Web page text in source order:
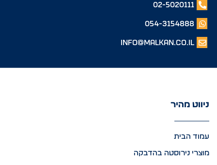
02-5020111
054-3154888
info@malkan.co.il
ניווט מהיר
עמוד הבית
מוצרי נירוסטה בהדבקה